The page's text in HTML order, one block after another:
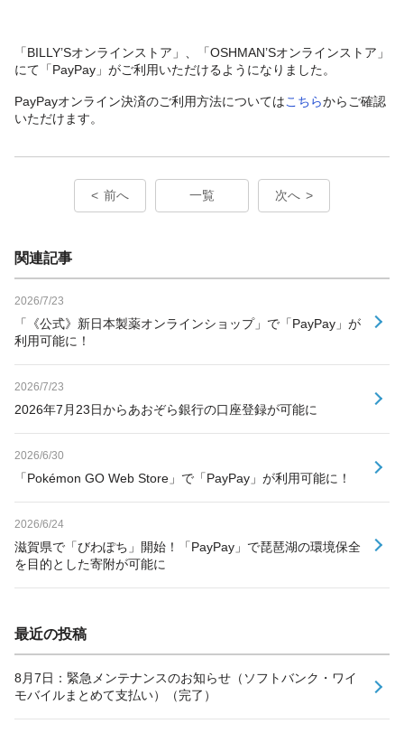
「BILLY’Sオンラインストア」、「OSHMAN’Sオンラインストア」
にて「PayPay」がご利用いただけるようになりました。
PayPayオンライン決済のご利用方法についてはこちらからご確認
いただけます。
前へ 一覧 次へ
関連記事
2026/7/23
「《公式》新日本製薬オンラインショップ」で「PayPay」が
利用可能に！
2026/7/23
2026年7月23日からあおぞら銀行の口座登録が可能に
2026/6/30
「Pokémon GO Web Store」で「PayPay」が利用可能に！
2026/6/24
滋賀県で「びわぽち」開始！「PayPay」で琵琶湖の環境保全
を目的とした寄附が可能に
最近の投稿
8月7日：緊急メンテナンスのお知らせ（ソフトバンク・ワイ
モバイルまとめて支払い）（完了）